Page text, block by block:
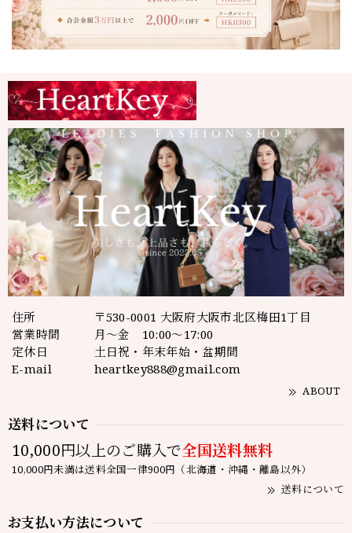
住所
〒530-0001 大阪府大阪市北区梅田1丁目
営業時間
月～金 10:00～17:00
定休日
土日祝・年末年始・盆期間
E-mail
heartkey888@gmail.com
ABOUT
送料について
10,000円以上のご購入で全国送料無料
10,000円未満は送料全国一律900円（北海道・沖縄・離島以外）
送料について
お支払い方法について